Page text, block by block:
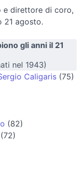
e direttore di coro,
21 agosto.
gli anni il 21
nel 1943)
Caligaris (75)
(82)
(72)